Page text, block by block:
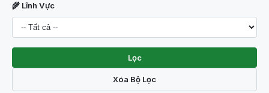
🌾 Lĩnh Vực
Lọc
Xóa Bộ Lọc